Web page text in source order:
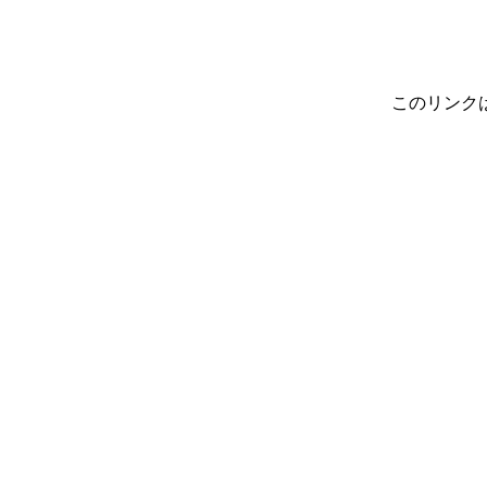
このリンク